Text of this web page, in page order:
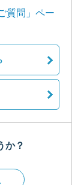
質問」ペー
か？